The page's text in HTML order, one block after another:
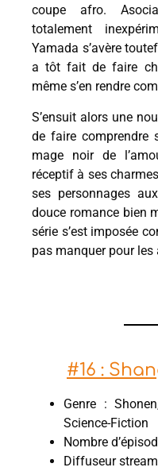
coupe afro.
totalement
Yamada s’avère
a tôt fait de faire
même s’en rendre
S’ensuit alors une
de faire comprendre
mage noir de
réceptif à ses
ses personnages
douce romance bien
série s’est imposée
pas manquer pour
#16 :
Genre :
Science-Fiction
Nombre
Diffuseur